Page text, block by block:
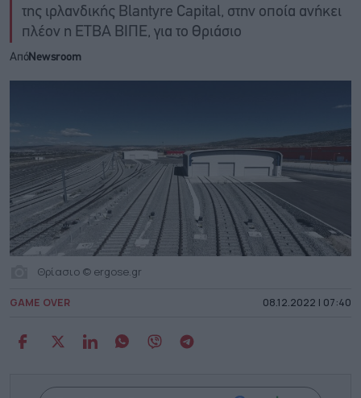
της ιρλανδικής Blantyre Capital, στην οποία ανήκει
πλέον η ΕΤΒΑ ΒΙΠΕ, για το Θριάσιο
ΑπόNewsroom
Θρίασιο © ergose.gr
GAME OVER 08.12.2022 | 07:40